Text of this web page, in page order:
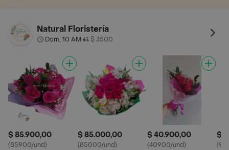
Natural Floristería
Dom, 10 AM• $ 3500
$ 85.900,00
(85900/und)
$ 85.000,00
(85000/und)
$ 40.900,00
(40900/und)
$